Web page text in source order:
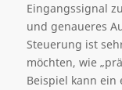
Eingangssignal
und genaueres
Steuerung ist
möchten, wie
Beispiel kann ein